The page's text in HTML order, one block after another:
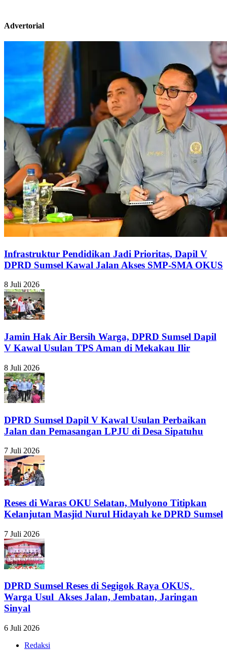
Advertorial
Infrastruktur Pendidikan Jadi Prioritas, Dapil V
DPRD Sumsel Kawal Jalan Akses SMP-SMA OKUS
8 Juli 2026
Jamin Hak Air Bersih Warga, DPRD Sumsel Dapil
V Kawal Usulan TPS Aman di Mekakau Ilir
8 Juli 2026
DPRD Sumsel Dapil V Kawal Usulan Perbaikan
Jalan dan Pemasangan LPJU di Desa Sipatuhu
7 Juli 2026
Reses di Waras OKU Selatan, Mulyono Titipkan
Kelanjutan Masjid Nurul Hidayah ke DPRD Sumsel
7 Juli 2026
DPRD Sumsel Reses di Segigok Raya OKUS,
Warga Usul Akses Jalan, Jembatan, Jaringan
Sinyal
6 Juli 2026
Redaksi